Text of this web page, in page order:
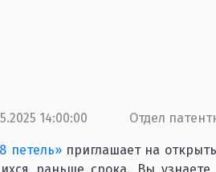
14:00:00 Отдел
петель»приглашает на